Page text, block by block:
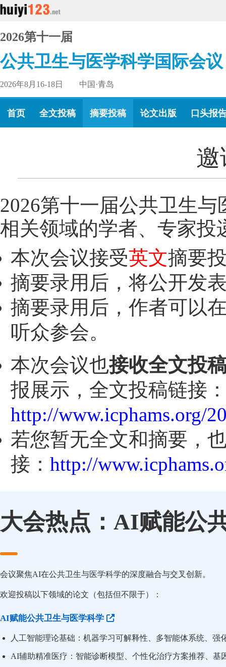
2026第十一届
公共卫生与医学科学国际会议
2026年8月16-18日 中国·青岛
首页 全文投稿 摘要投稿 论文出版 口头报
邀
2026第十一届公共卫生
相关领域的学者、专家投
本次会议接受英文摘要
摘要录用后，将公开发
摘要录用后，作者可以
听众参会。
本次会议也接收全文投
报展示，全文投稿链接
http://www.icphams.org/
若您暂无全文和摘要，
接： http://
大会热点：AI赋能公
会议聚焦AI在公共卫生与医学科学的深度融合与交叉创新。
欢迎投稿以下领域的论文（包括但不限于）：
AI赋能公共卫生与医学科学
人工智能理论基础：机器学习可解释性、多智能体系统、强
AI辅助精准医疗：智能诊断模型、个性化治疗方案推荐、基